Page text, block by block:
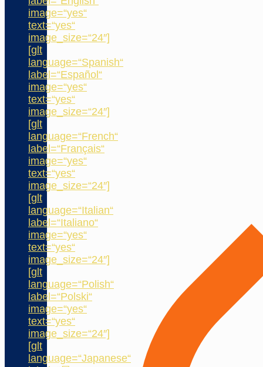
image=“yes“
text=“yes“
image_size=“24″]
[glt
language=“Spanish“
label=“Español“
image=“yes“
text=“yes“
image_size=“24″]
[glt
language=“French“
label=“Français“
image=“yes“
text=“yes“
image_size=“24″]
[glt
language=“Italian“
label=“Italiano“
image=“yes“
text=“yes“
image_size=“24″]
[glt
language=“Polish“
label=“Polski“
image=“yes“
text=“yes“
image_size=“24″]
[glt
language=“Japanese“